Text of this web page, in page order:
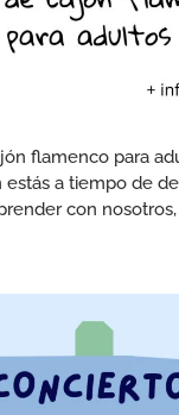
flamenco para
estás a tiempo de
con